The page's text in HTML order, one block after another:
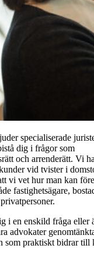
specialiserade
dig i frågor som
och arrenderätt. Vi
vid tvister i
vi vet hur man kan
fastighetsägare,
i en enskild fråga eller
advokater
som praktiskt bidrar till